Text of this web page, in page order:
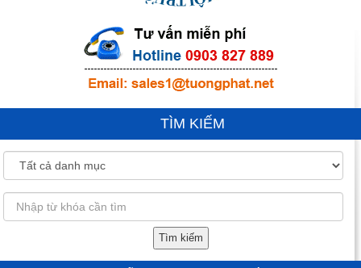
TÌM KIẾM
Tìm kiếm